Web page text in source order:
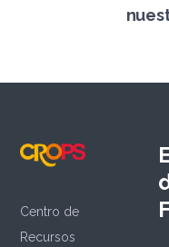
Centro de
Recursos